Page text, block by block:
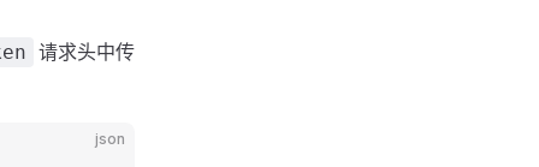
请求头中传
json